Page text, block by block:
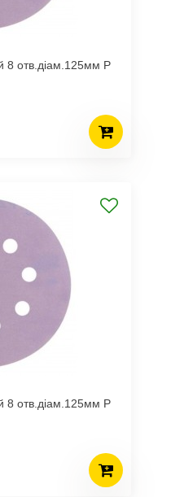
8 отв.діам.125мм Р
8 отв.діам.125мм Р